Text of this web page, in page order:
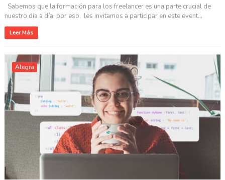
Sabemos que la formación para los freelancer es una parte crucial de
nuestro día a día, por eso, les invitamos a participar en este event...
Leer Más
Alegra